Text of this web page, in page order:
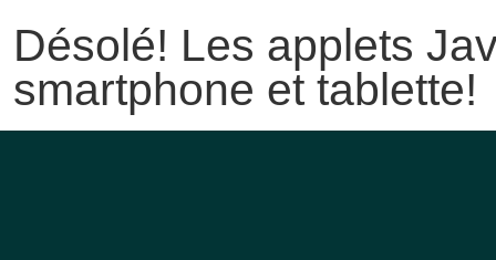
Désolé! Les applets
smartphone et tablette!